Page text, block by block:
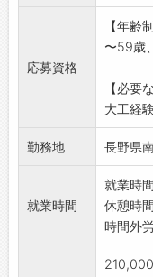
〇入社
・1～
いて、
びます
・3～5
な現場
社員チ
だきます
※業務変
応募資格
【年齢
〜59歳
【必要
大工経
勤務地 長野県
就業時間
就業時
休憩時
時間外